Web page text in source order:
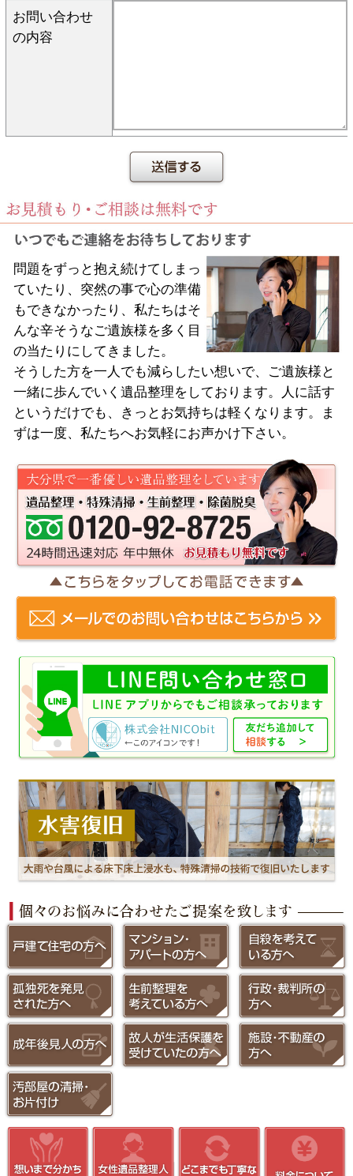
お問い合わせ
の内容
問題をずっと抱え続けてしまっ
ていたり、突然の事で心の準備
もできなかったり、私たちはそ
んな辛そうなご遺族様を多く目
の当たりにしてきました。
そうした方を一人でも減らしたい想いで、ご遺族様と
一緒に歩んでいく遺品整理をしております。人に話す
というだけでも、きっとお気持ちは軽くなります。ま
ずは一度、私たちへお気軽にお声かけ下さい。